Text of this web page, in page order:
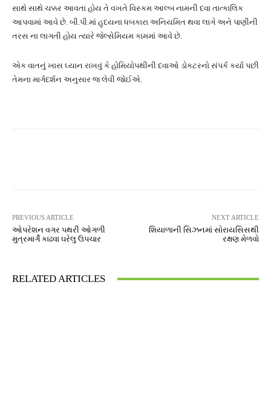
સાથે સાથે ચક્કર આવતા હોય તે વખતે વિસ્કમ આલ્બ નામની દવા તાત્કાલિક
આપવામાં આવે છે. બી.પી.માં હૃદયના ધબકારા અનિયમિત થવા લાગે અને પાણીની
તરસ ના લાગતી હોય ત્યારે જેલ્સેમિયમ કામમાં આવે છે.
એક વાતનું ખાસ ઘ્યાન રાખવું કે હોમિયોપથીની દવાઓ ડોકટરનો સંપર્ક કર્યા પછી
તેમના માર્ગદર્શન અનુસાર જ લેવી જોઈએ.
PREVIOUS ARTICLE
ઓપરેશન વગર પથરી ઓગળી
મુત્રમાર્ગે કાઢવા ઘરેલુ ઉપચાર
NEXT ARTICLE
શિયાળાની સિઝનમાં સોરાયસિસથી
રક્ષણ મેળવો
RELATED ARTICLES